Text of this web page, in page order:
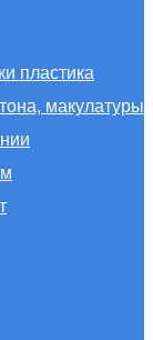
пластика
макулатуры